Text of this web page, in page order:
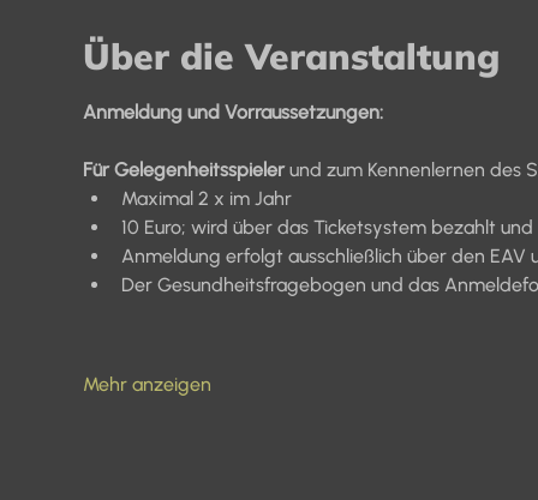
Über die Veranstaltung
Anmeldung und Vorraussetzungen:
Für Gelegenheitsspieler und zum Kennenlernen des
Maximal 2 x im Jahr
10 Euro; wird über das Ticketsystem bezahlt
Anmeldung erfolgt ausschließlich über den
Der Gesundheitsfragebogen und das
Mehr anzeigen